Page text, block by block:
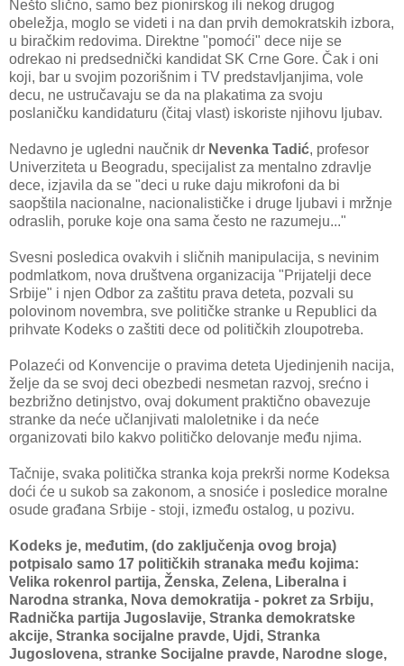
Nešto slično, samo bez pionirskog ili nekog drugog
obeležja, moglo se videti i na dan prvih demokratskih izbora,
u biračkim redovima. Direktne "pomoći" dece nije se
odrekao ni predsednički kandidat SK Crne Gore. Čak i oni
koji, bar u svojim pozorišnim i TV predstavljanjima, vole
decu, ne ustručavaju se da na plakatima za svoju
poslaničku kandidaturu (čitaj vlast) iskoriste njihovu ljubav.
Nedavno je ugledni naučnik dr Nevenka Tadić, profesor
Univerziteta u Beogradu, specijalist za mentalno zdravlje
dece, izjavila da se "deci u ruke daju mikrofoni da bi
saopštila nacionalne, nacionalističke i druge ljubavi i mržnje
odraslih, poruke koje ona sama često ne razumeju..."
Svesni posledica ovakvih i sličnih manipulacija, s nevinim
podmlatkom, nova društvena organizacija "Prijatelji dece
Srbije" i njen Odbor za zaštitu prava deteta, pozvali su
polovinom novembra, sve političke stranke u Republici da
prihvate Kodeks o zaštiti dece od političkih zloupotreba.
Polazeći od Konvencije o pravima deteta Ujedinjenih nacija,
želje da se svoj deci obezbedi nesmetan razvoj, srećno i
bezbrižno detinjstvo, ovaj dokument praktično obavezuje
stranke da neće učlanjivati maloletnike i da neće
organizovati bilo kakvo političko delovanje među njima.
Tačnije, svaka politička stranka koja prekrši norme Kodeksa
doći će u sukob sa zakonom, a snosiće i posledice moralne
osude građana Srbije - stoji, između ostalog, u pozivu.
Kodeks je, međutim, (do zaključenja ovog broja)
potpisalo samo 17 političkih stranaka među kojima:
Velika rokenrol partija, Ženska, Zelena, Liberalna i
Narodna stranka, Nova demokratija - pokret za Srbiju,
Radnička partija Jugoslavije, Stranka demokratske
akcije, Stranka socijalne pravde, Ujdi, Stranka
Jugoslovena, stranke Socijalne pravde, Narodne sloge,